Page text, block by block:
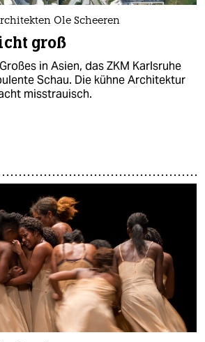
Ole Scheeren
groß
in Asien, das ZKM Karlsruhe
Schau. Die kühne Architektur
misstrauisch.